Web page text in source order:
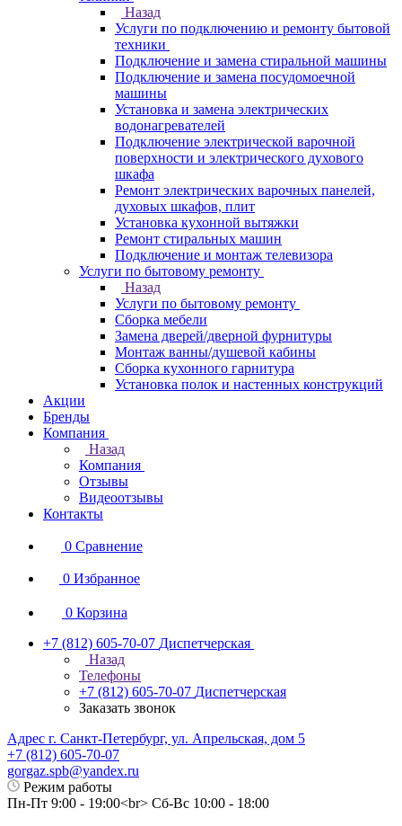
Назад
Услуги по подключению и ремонту бытовой
техники
Подключение и замена стиральной машины
Подключение и замена посудомоечной
машины
Установка и замена электрических
водонагревателей
Подключение электрической варочной
поверхности и электрического духового
шкафа
Ремонт электрических варочных панелей,
духовых шкафов, плит
Установка кухонной вытяжки
Ремонт стиральных машин
Подключение и монтаж телевизора
Услуги по бытовому ремонту
Назад
Услуги по бытовому ремонту
Сборка мебели
Замена дверей/дверной фурнитуры
Монтаж ванны/душевой кабины
Сборка кухонного гарнитура
Установка полок и настенных конструкций
Акции
Бренды
Компания
Назад
Компания
Отзывы
Видеоотзывы
Контакты
0 Сравнение
0 Избранное
0 Корзина
+7 (812) 605-70-07 Диспетчерская
Назад
Телефоны
+7 (812) 605-70-07 Диспетчерская
Заказать звонок
Адрес г. Санкт-Петербург, ул. Апрельская, дом 5
+7 (812) 605-70-07
gorgaz.spb@yandex.ru
Режим работы
Пн-Пт 9:00 - 19:00<br> Сб-Вс 10:00 - 18:00